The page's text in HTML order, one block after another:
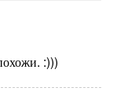
:)))